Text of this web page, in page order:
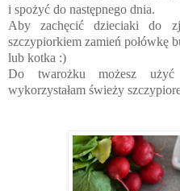
i spożyć do następnego dnia.
Aby zachęcić dzieciaki do
szczypiorkiem zamień połówkę
lub kotka :)
Do twarożku możesz
wykorzystałam świeży